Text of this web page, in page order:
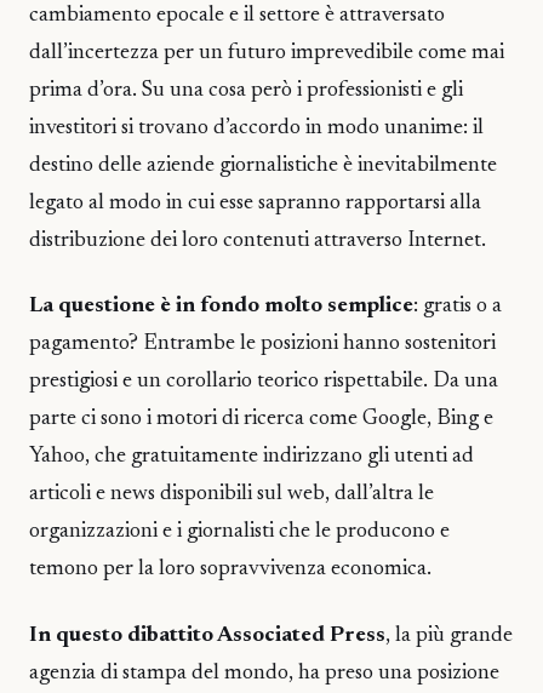
cambiamento epocale e il settore è attraversato
dall’incertezza per un futuro imprevedibile come mai
prima d’ora. Su una cosa però i professionisti e gli
investitori si trovano d’accordo in modo unanime: il
destino delle aziende giornalistiche è inevitabilmente
legato al modo in cui esse sapranno rapportarsi alla
distribuzione dei loro contenuti attraverso Internet.
La questione è in fondo molto semplice: gratis o a
pagamento? Entrambe le posizioni hanno sostenitori
prestigiosi e un corollario teorico rispettabile. Da una
parte ci sono i motori di ricerca come Google, Bing e
Yahoo, che gratuitamente indirizzano gli utenti ad
articoli e news disponibili sul web, dall’altra le
organizzazioni e i giornalisti che le producono e
temono per la loro sopravvivenza economica.
In questo dibattito Associated Press, la più grande
agenzia di stampa del mondo, ha preso una posizione